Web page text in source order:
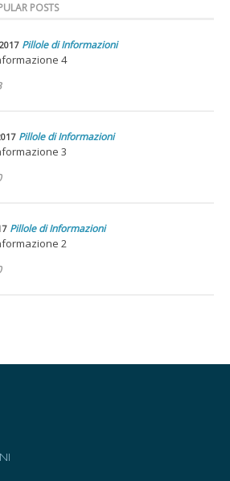
POSTS
Pillole di Informazioni
4
Pillole di Informazioni
3
Pillole di Informazioni
2